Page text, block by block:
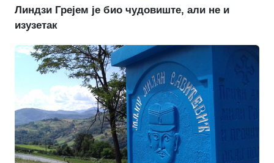
Линдзи Грејем је био чудовиште, али не и
изузетак